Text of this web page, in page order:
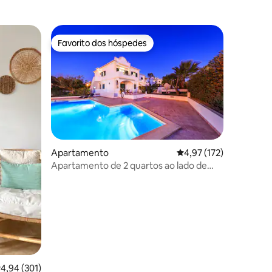
média de 4,94 em 5 estrelas, 301avaliações
4,94 (301)
Favorito dos hóspedes
Favorito dos hóspedes
Apartamento Classificação média
4,97 (172)
Apartamento de 2 quartos ao lado de